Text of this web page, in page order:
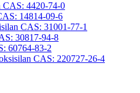
CAS: 4420-74-0
14814-09-6
CAS: 31001-77-1
30817-94-8
60764-83-2
CAS: 220727-26-4